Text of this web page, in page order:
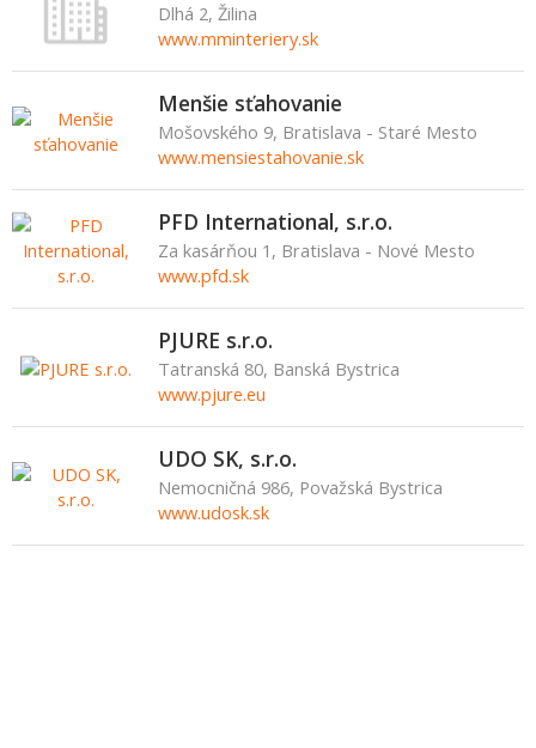
Dlhá 2, Žilina
www.mminteriery.sk
Menšie sťahovanie
Mošovského 9, Bratislava - Staré Mesto
www.mensiestahovanie.sk
PFD International, s.r.o.
Za kasárňou 1, Bratislava - Nové Mesto
www.pfd.sk
PJURE s.r.o.
Tatranská 80, Banská Bystrica
www.pjure.eu
UDO SK, s.r.o.
Nemocničná 986, Považská Bystrica
www.udosk.sk